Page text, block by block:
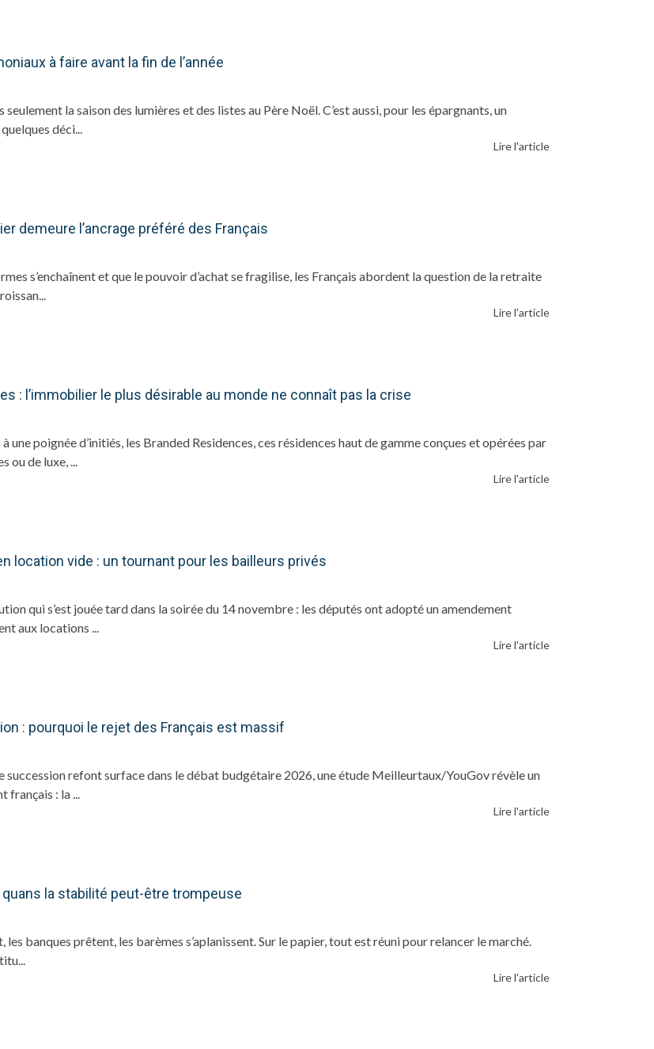
à faire avant la fin de l’année
seulement la saison des lumières et des listes au Père Noël. C’est aussi, pour les épargnants, un
déci...
Lire l'article
demeure l’ancrage préféré des Français
s’enchaînent et que le pouvoir d’achat se fragilise, les Français abordent la question de la retraite
Lire l'article
: l’immobilier le plus désirable au monde ne connaît pas la crise
une poignée d’initiés, les Branded Residences, ces résidences haut de gamme conçues et opérées par
ou de luxe, ...
Lire l'article
location vide : un tournant pour les bailleurs privés
qui s’est jouée tard dans la soirée du 14 novembre : les députés ont adopté un amendement
aux locations ...
Lire l'article
: pourquoi le rejet des Français est massif
succession refont surface dans le débat budgétaire 2026, une étude Meilleurtaux/YouGov révèle un
français : la ...
Lire l'article
la stabilité peut-être trompeuse
les banques prêtent, les barèmes s’aplanissent. Sur le papier, tout est réuni pour relancer le marché.
Lire l'article